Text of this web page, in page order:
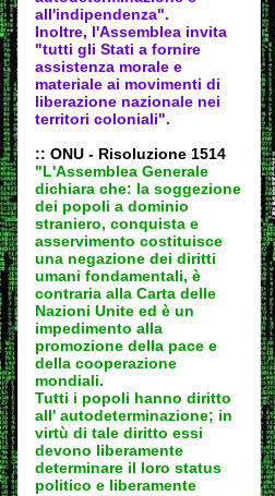
all'indipendenza".
Inoltre, l'Assemblea invita
"tutti gli Stati a fornire
assistenza morale e
materiale ai movimenti di
liberazione nazionale nei
territori coloniali".
:: ONU - Risoluzione 1514
"L'Assemblea Generale
dichiara che: la soggezione
dei popoli a dominio
straniero, conquista e
asservimento costituisce
una negazione dei diritti
umani fondamentali, è
contraria alla Carta delle
Nazioni Unite ed è un
impedimento alla
promozione della pace e
della cooperazione
mondiali.
Tutti i popoli hanno diritto
all' autodeterminazione; in
virtù di tale diritto essi
devono liberamente
determinare il loro status
politico e liberamente